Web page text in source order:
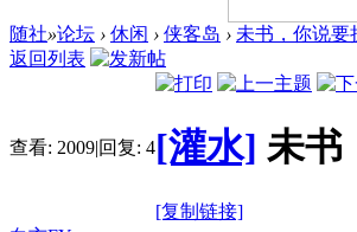
随社»论坛 › 休闲 › 侠客岛 › 未书，你说要
返回列表
查看: 2009|回复: 4[灌水] 未书
[复制链接]